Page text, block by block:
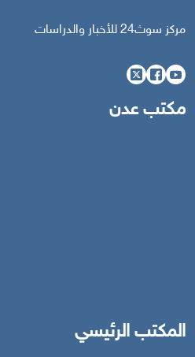
مركز سوث24 للأخبار والدراسات
مكتب عدن
المكتب الرئيسي